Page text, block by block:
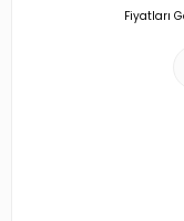
Fiyatları